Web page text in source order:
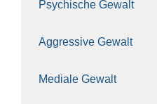
Psy­chi­sche Gewalt
Aggres­si­ve Gewalt
Media­le Gewalt